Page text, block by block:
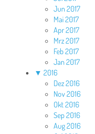
Jun 2017
Mai 2017
Apr 2017
Mrz 2017
Feb 2017
Jan 2017
▼ 2016
Dez 2016
Nov 2016
Okt 2016
Sep 2016
Aug 2016